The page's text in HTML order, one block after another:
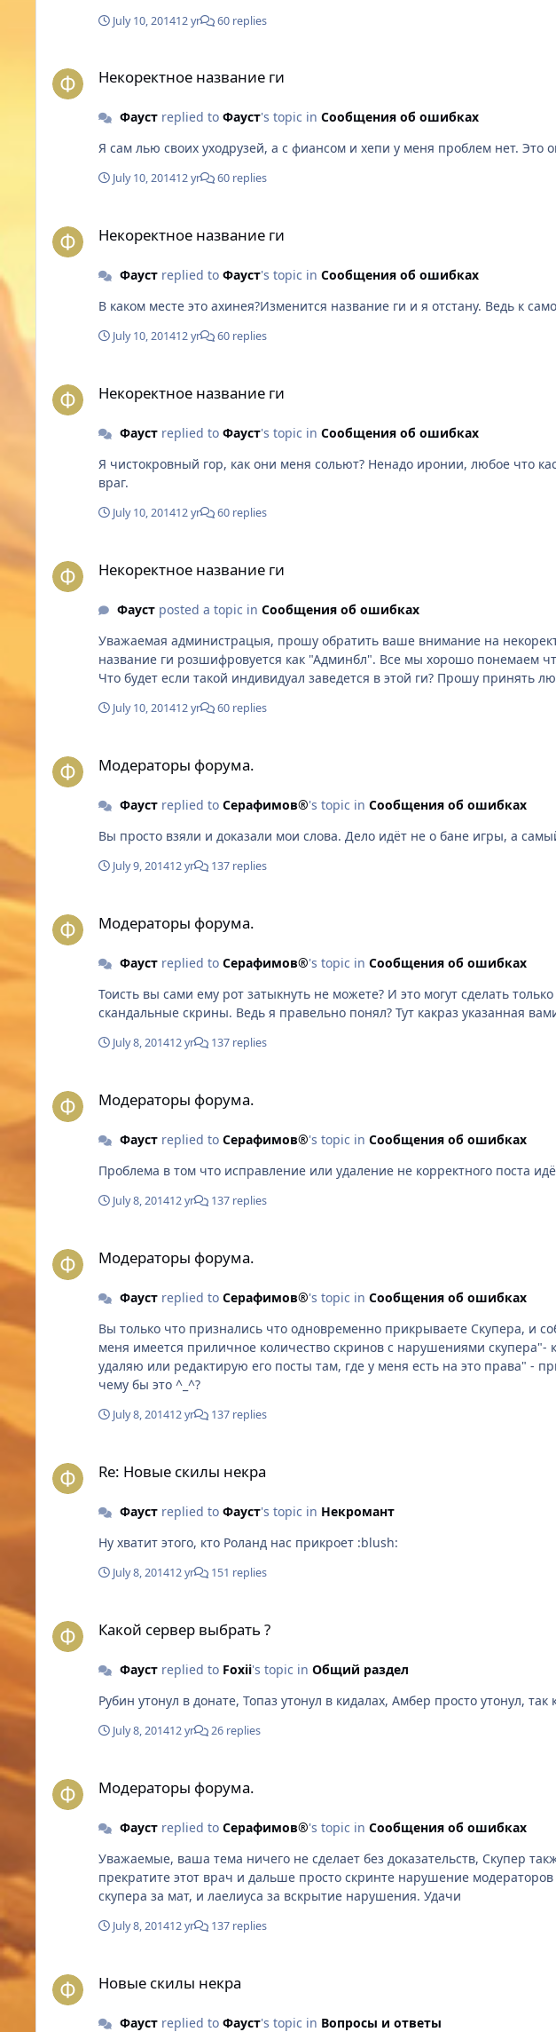
July 10, 201412 yr 60 replies
Некоректное название ги
Фаустreplied to Фауст's topic in Сообщения об ошибках
Я сам лью своих уходрузей, а с фиансом и хепи у меня проблем нет. Это
July 10, 201412 yr 60 replies
Некоректное название ги
Фаустreplied to Фауст's topic in Сообщения об ошибках
В каком месте это ахинея?Изменится название ги и я отстану. Ведь к
July 10, 201412 yr 60 replies
Некоректное название ги
Фаустreplied to Фауст's topic in Сообщения об ошибках
Я чистокровный гор, как они меня сольют? Ненадо иронии, любое что
враг.
July 10, 201412 yr 60 replies
Некоректное название ги
Фаустposted a topic in Сообщения об ошибках
Уважаемая администрацыя, прошу обратить ваше внимание на
название ги розшифровуется как "Админбл". Все мы хорошо понемаем
July 10, 201412 yr 60 replies
Модераторы форума.
Фаустreplied to Серафимов®'s topic in Сообщения об ошибках
Вы просто взяли и доказали мои слова. Дело идёт не о бане игры, а
July 9, 201412 yr 137 replies
Модераторы форума.
Фаустreplied to Серафимов®'s topic in Сообщения об ошибках
Тоисть вы сами ему рот затыкнуть не можете? И это могут сделать
скандальные скрины. Ведь я правельно понял? Тут какраз
July 8, 201412 yr 137 replies
Модераторы форума.
Фаустreplied to Серафимов®'s topic in Сообщения об ошибках
Проблема в том что исправление или удаление не корректного поста
July 8, 201412 yr 137 replies
Модераторы форума.
Фаустreplied to Серафимов®'s topic in Сообщения об ошибках
Вы только что признались что одновременно прикрываете Скупера, и собираете на него компромат.Забавно))) Аргументирую: "Кстати, если уже на то пошло, то у
меня имеется приличное количество скринов с нарушениями скупера"- компромат. "Просто я предпочитаю не выносить сор из избы и в
удаляю или редактирую его посты там, где у меня есть на это права" - прикрытие. Интересно как вы одновременно защищаете его от бана и
чему бы это ^_^?
July 8, 201412 yr 137 replies
Re: Новые скилы некра
Фаустreplied to Фауст's topic in Некромант
Ну хватит этого, кто Роланд нас прикроет :blush:
July 8, 201412 yr 151 replies
Какой сервер выбрать ?
Фаустreplied to Foxii's topic in Общий раздел
July 8, 201412 yr 26 replies
Модераторы форума.
Фаустreplied to Серафимов®'s topic in Сообщения об ошибках
Уважаемые, ваша тема ничего не сделает без доказательств, Скупер также
прекратите этот врач и дальше просто скринте нарушение модераторов форума до их
скупера за мат, и лаелиуса за вскрытие нарушения. Удачи
July 8, 201412 yr 137 replies
Новые скилы некра
Фаустreplied to Фауст's topic in Вопросы и ответы